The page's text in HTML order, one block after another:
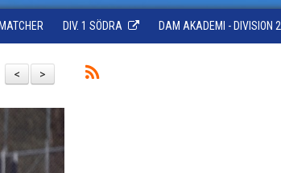
MATCHER DIV. 1 SÖDRA DAM AKADEMI - DIVISION 2
>
<